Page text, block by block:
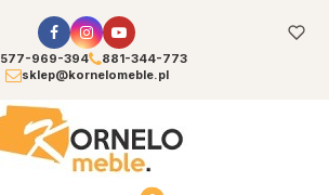
577-969-394
881-344-773
sklep@kornelomeble.pl